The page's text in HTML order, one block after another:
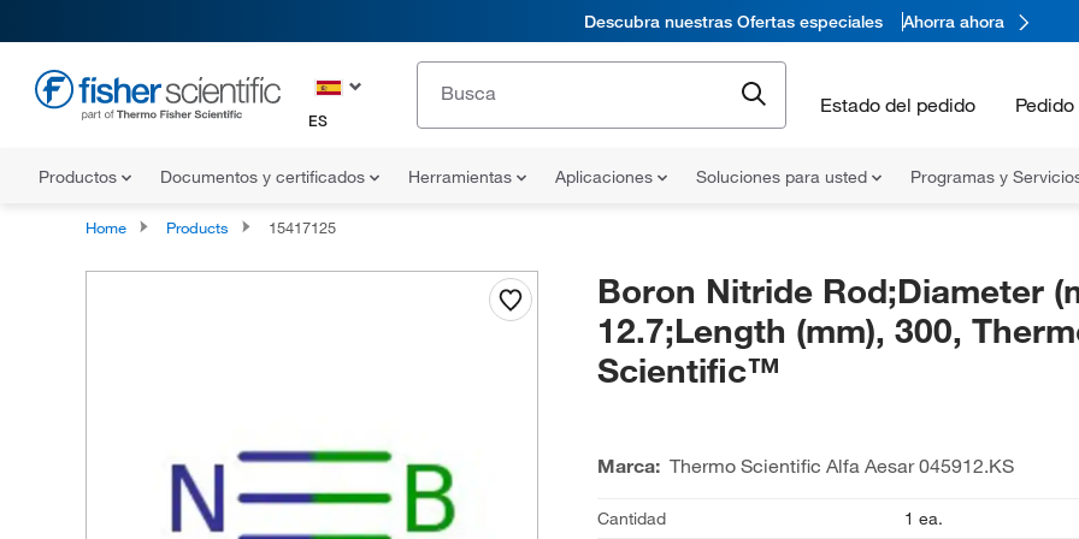
Descubra nuestras Ofertas especiales Ahorra ahora
ES
Estado del pedido
Productos Documentos y certificados Herramientas Aplicaciones Soluciones para usted Programas y
Home Products 15417125
Boron Nitride Rod;Diameter
12.7;Length (mm), 300,
Scientific™
Marca: Thermo Scientific Alfa Aesar045912.KS
Cantidad 1 ea.